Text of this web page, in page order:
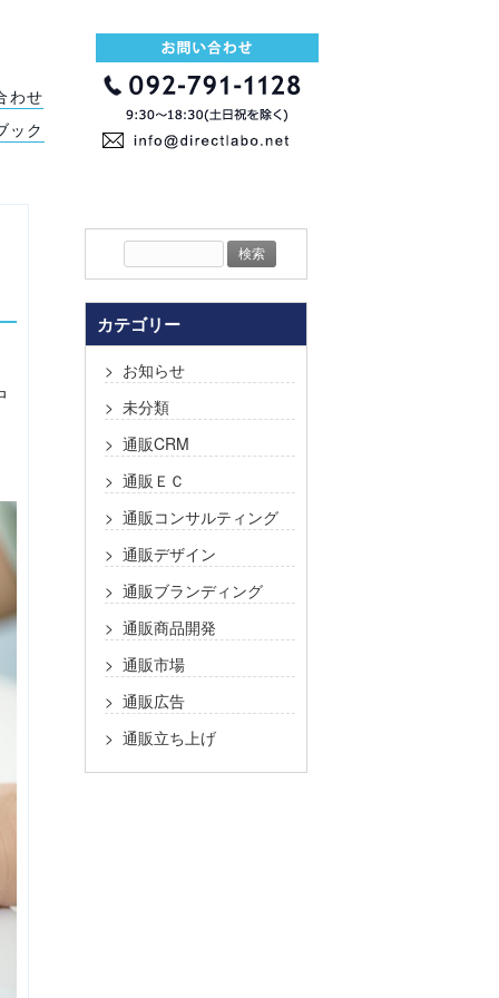
わせ
ック
検
索:
カテゴリー
お知らせ
未分類
通販CRM
通販ＥＣ
通販コンサルティング
通販デザイン
通販ブランディング
通販商品開発
通販市場
通販広告
通販立ち上げ